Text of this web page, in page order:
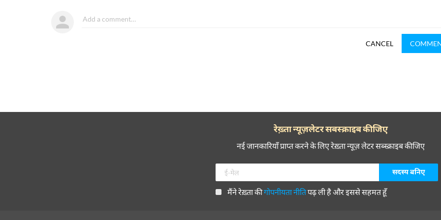
CANCEL
रेख़्ता न्यूज़लेटर सबस्क्राइब कीजिए
नई जानकारियाँ प्राप्त करने के लिए रेख़्ता न्यूज़ लेटर सब्स्क्राइब कीजिए
मैंने रेख़्ता कीगोपनीयता नीतिपढ़ ली है और इससे सहमत हूँ